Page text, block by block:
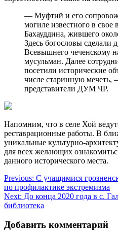
— Муфтий и его
могиле известного в
Бахауддина, жившего
Здесь богословы сделали
Всевышнего чеченскому
мусульман. Далее
посетили исторические
числе старинную мечеть,
представители ДУМ ЧР.
Напомним, что в селе Хой
реставрационные работы. В
уникальные культурно-
для всех желающих
данного исторического места.
Навигация
по
записям
Previous: С учащимися
по профилактике экстремизма
Next: До конца 2020 года в с.
библиотека
Добавить комментарий